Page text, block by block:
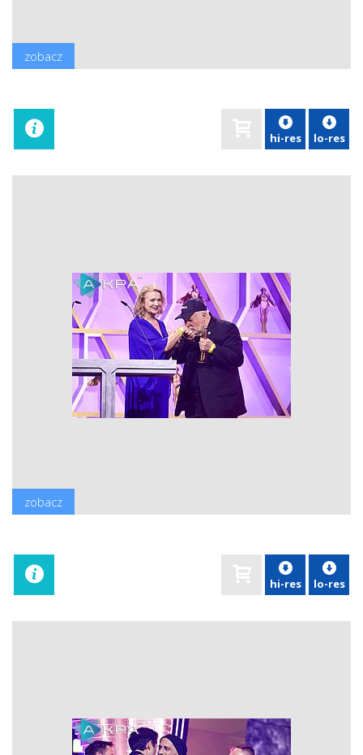
zobacz
hi-res lo-res
zobacz
hi-res lo-res